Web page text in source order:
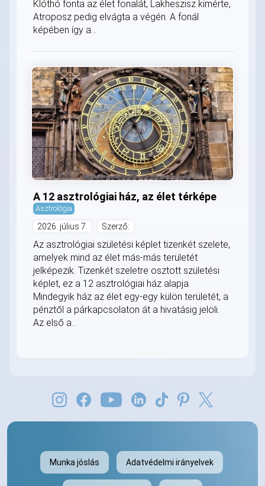
Klóthó fonta az élet fonalát, Lakheszisz kimérte,
Atroposz pedig elvágta a végén. A fonál
képében így a...
A 12 asztrológiai ház, az élet térképe
Asztrológia
2026. július 7. Szerző:
Az asztrológiai születési képlet tizenkét szelete,
amelyek mind az élet más-más területét
jelképezik. Tizenkét szeletre osztott születési
képlet, ez a 12 asztrológiai ház alapja.
Mindegyik ház az élet egy-egy külön területét, a
pénztől a párkapcsolaton át a hivatásig jelöli.
Az első a...
Munka jóslás Adatvédelmi irányelvek